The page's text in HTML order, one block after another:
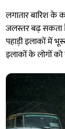
लगातार बारिश के
जलस्तर बढ़ सकता
पहाड़ी इलाकों में
इलाकों के लोगों